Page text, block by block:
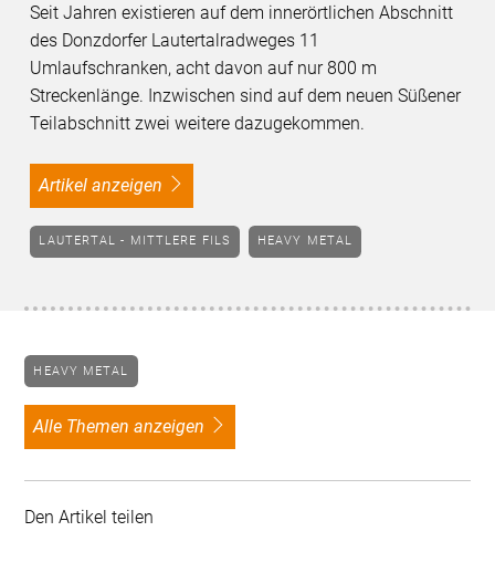
Seit Jahren existieren auf dem innerörtlichen Abschnitt
des Donzdorfer Lautertalradweges 11
Umlaufschranken, acht davon auf nur 800 m
Streckenlänge. Inzwischen sind auf dem neuen Süßener
Teilabschnitt zwei weitere dazugekommen.
Artikel anzeigen
LAUTERTAL - MITTLERE FILS HEAVY METAL
HEAVY METAL
alle Themen anzeigen
Den Artikel teilen